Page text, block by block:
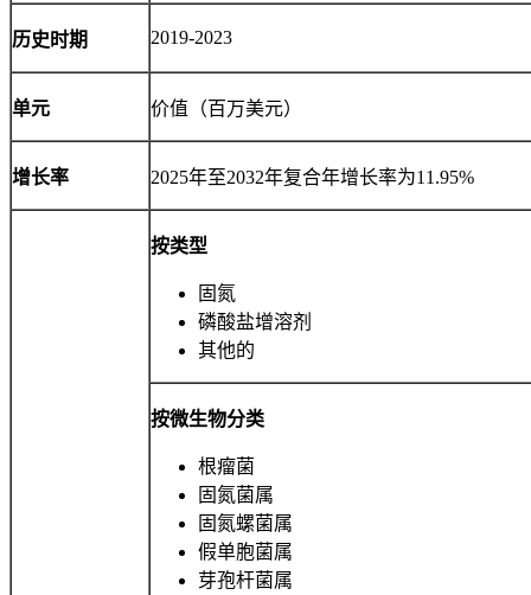
历史时期 2019-2023
单元 价值（百万美元）
增长率 2025年至2032年复合年增长率为11.95%
按类型
固氮
磷酸盐增溶剂
其他的
按微生物分类
根瘤菌
固氮菌属
固氮螺菌属
假单胞菌属
芽孢杆菌属